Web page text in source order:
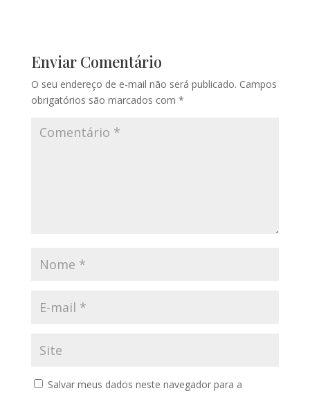
Enviar Comentário
O seu endereço de e-mail não será publicado. Campos
obrigatórios são marcados com *
Salvar meus dados neste navegador para a